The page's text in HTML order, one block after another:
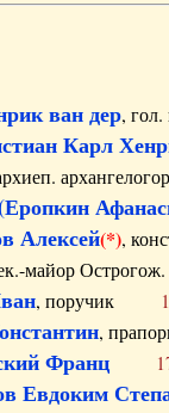
ван дер,
Карл
Алексей(*),
майор
, поручик
,
Франц
Евдоким